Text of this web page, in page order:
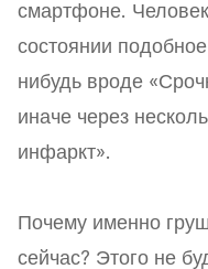
смартфоне.
состоянии
нибудь вроде
иначе через
инфаркт».
Почему именно
сейчас? Этого не